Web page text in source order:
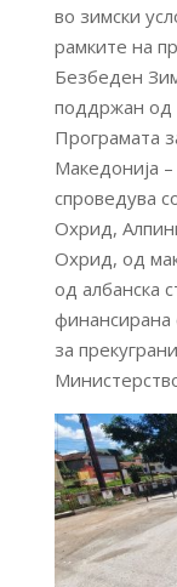
во зимски
рамките на
Безбеден
поддржан од
Програмата
Македонија
спроведува
Охрид,
Охрид, од
од албанска
за